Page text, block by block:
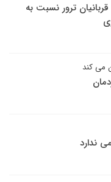
ترور نسبت به
می کند
ندارد